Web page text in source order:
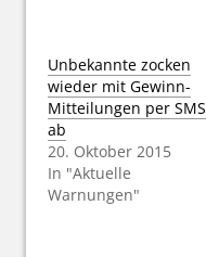
Unbekannte zocken
wieder mit Gewinn-
Mitteilungen per SMS
ab
20. Oktober 2015
In "Aktuelle
Warnungen"